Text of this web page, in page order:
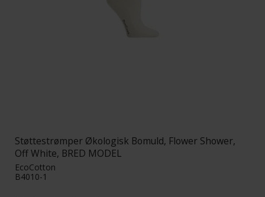
Støttestrømper Økologisk Bomuld, Flower Shower,
Off White, BRED MODEL
EcoCotton
B4010-1